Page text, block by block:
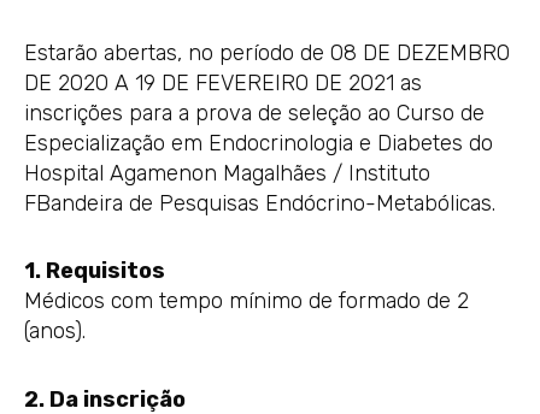
Estarão abertas, no período de 08 DE DEZEMBRO
DE 2020 A 19 DE FEVEREIRO DE 2021 as
inscrições para a prova de seleção ao Curso de
Especialização em Endocrinologia e Diabetes do
Hospital Agamenon Magalhães / Instituto
FBandeira de Pesquisas Endócrino-Metabólicas.
1. Requisitos
Médicos com tempo mínimo de formado de 2
(anos).
2. Da inscrição